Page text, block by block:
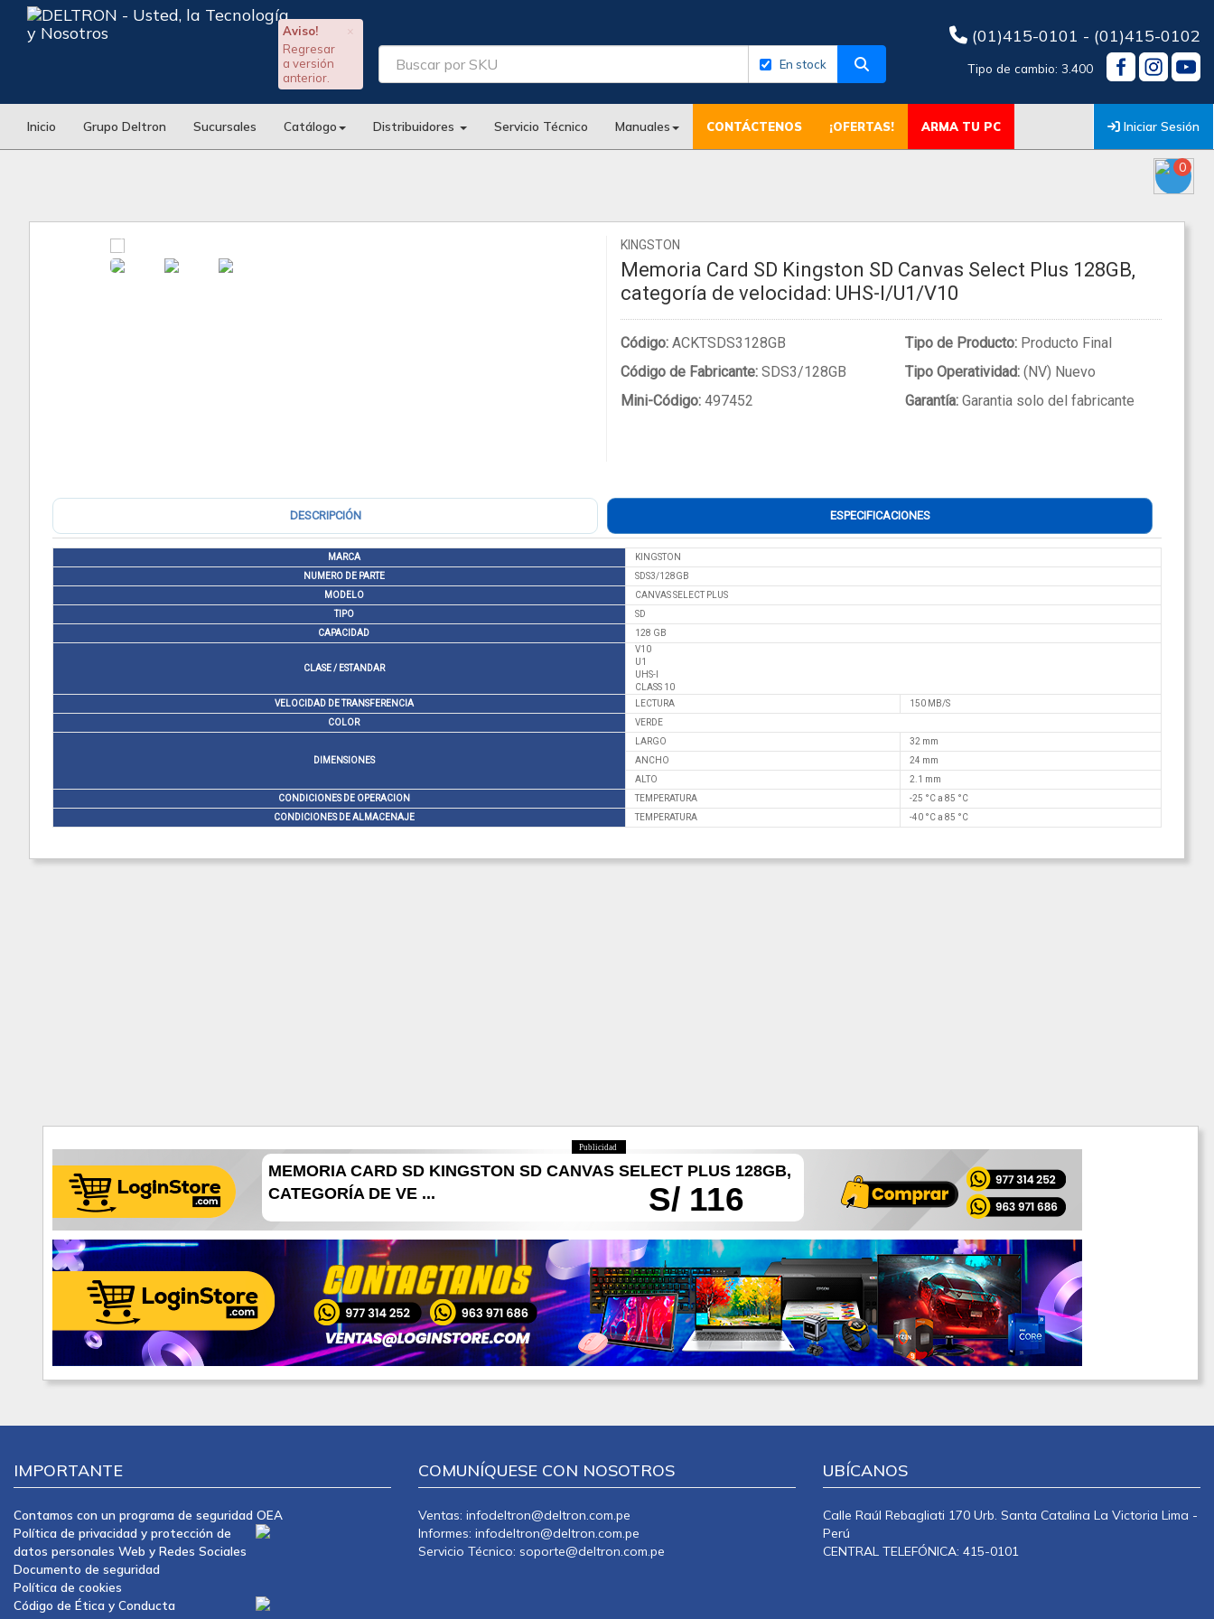
×
Aviso!
Regresar
a versión
anterior.
En stock
(01)415-0101 - (01)415-0102
Tipo de cambio: 3.400
Inicio Grupo Deltron Sucursales Catálogo Distribuidores Servicio Técnico Manuales CONTÁCTENOS ¡OFERTAS! ARMA TU PC Iniciar Sesión
0
KINGSTON
Memoria Card SD Kingston SD Canvas Select Plus 128GB,
categoría de velocidad: UHS-I/U1/V10
Código: ACKTSDS3128GB
Código de Fabricante: SDS3/128GB
Mini-Código: 497452
Tipo de Producto:Producto Final
Tipo Operatividad:(NV) Nuevo
Garantía:Garantia solo del fabricante
DESCRIPCIÓN ESPECIFICACIONES
MARCA
KINGSTON
NUMERO DE PARTE
SDS3/128GB
MODELO
CANVAS SELECT PLUS
TIPO
SD
CAPACIDAD
128 GB
CLASE / ESTANDAR
V10
U1
UHS-I
CLASS 10
VELOCIDAD DE TRANSFERENCIA
LECTURA
150 MB/S
COLOR
VERDE
DIMENSIONES
LARGO
32 mm
ANCHO
24 mm
ALTO
2.1 mm
CONDICIONES DE OPERACION
TEMPERATURA
-25 °C a 85 °C
CONDICIONES DE ALMACENAJE
TEMPERATURA -40 °C a 85 °C
Publicidad
S/ 116
MEMORIA CARD SD KINGSTON SD CANVAS SELECT PLUS 128GB,
CATEGORÍA DE VE ...
IMPORTANTE
Contamos con un programa de seguridad OEA
Política de privacidad y protección de
datos personales Web y Redes Sociales
Documento de seguridad
Política de cookies
Código de Ética y Conducta
COMUNÍQUESE CON NOSOTROS
Ventas: infodeltron@deltron.com.pe
Informes: infodeltron@deltron.com.pe
Servicio Técnico: soporte@deltron.com.pe
UBÍCANOS
Calle Raúl Rebagliati 170 Urb. Santa Catalina La Victoria Lima -
Perú
CENTRAL TELEFÓNICA: 415-0101